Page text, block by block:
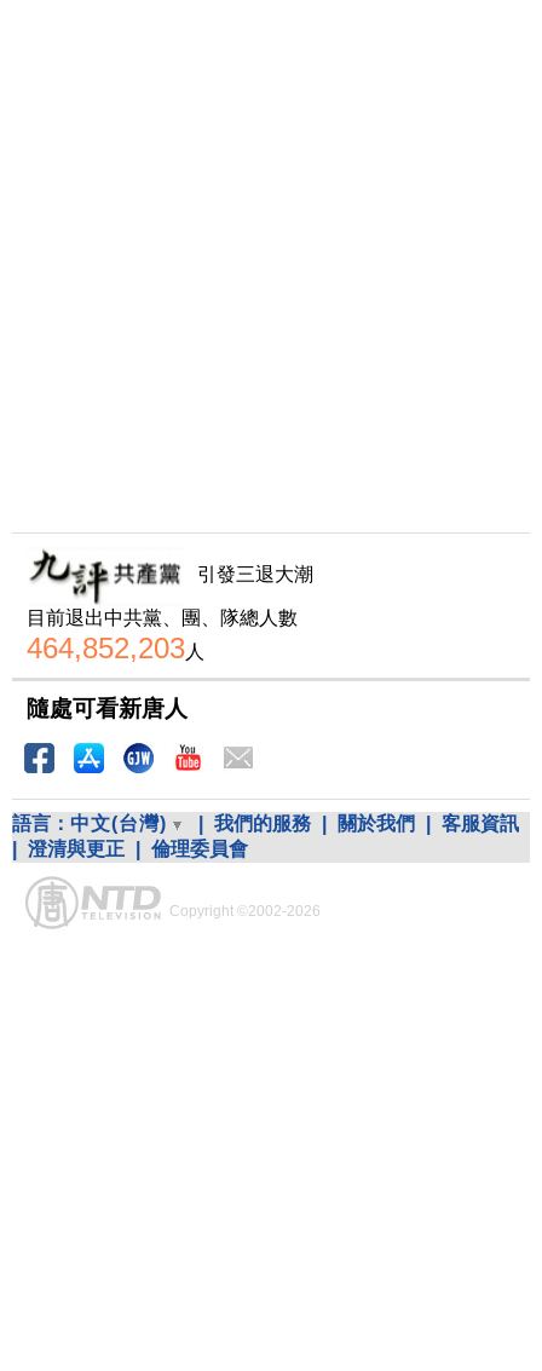
引發三退大潮
目前退出中共黨、團、隊總人數
464,852,203人
隨處可看新唐人
語言： 中文(台灣) 我們的服務 關於我們
客服資訊
澄清與更正 倫理委員會
Copyright ©2002-2026